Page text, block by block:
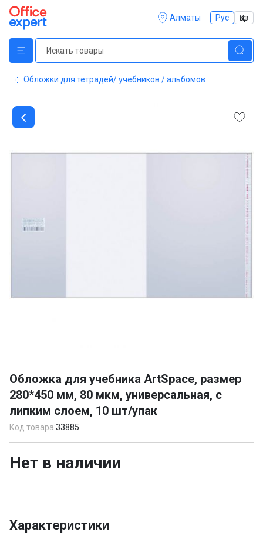
Алматы Рус Қаз
Обложки для тетрадей/ учебников / альбомов
of
1
Обложка для учебника ArtSpace, размер
280*450 мм, 80 мкм, универсальная, с
липким слоем, 10 шт/упак
Код товара:33885
Нет в наличии
Характеристики